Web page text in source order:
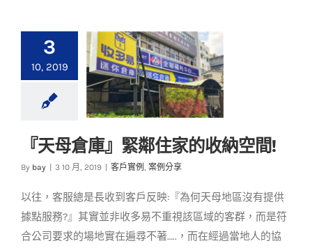
3
10, 2019
客戶實例 案例分享
『天母倉庫』緊鄰住家的收納空間!
By bay 3 10 月, 2019 客戶實例 , 案例分享
以往，客服總是長收到客戶反映:『為何天母地區沒有提供
據點服務?』其實並非收多易不重視該區域的客群，而是符
合公司要求的場地實在遍尋不著…..，而在經過當地人的協